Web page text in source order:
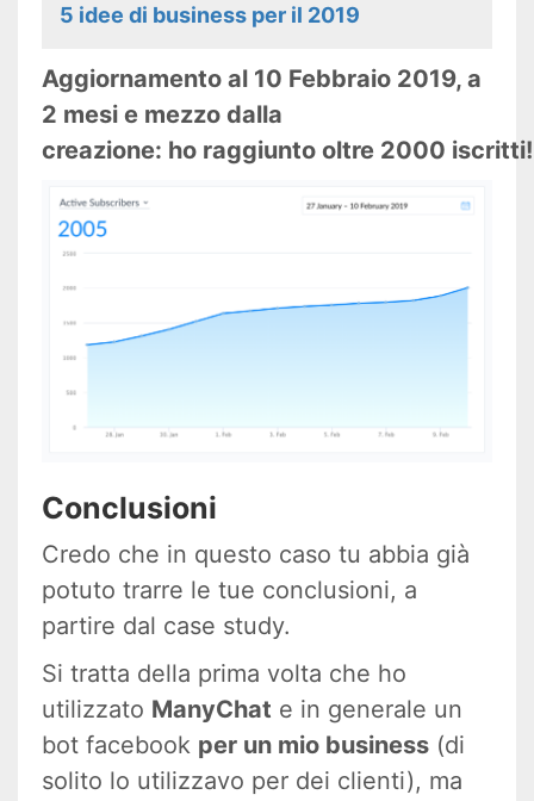
5 idee di business per il 2019
Aggiornamento al 10 Febbraio 2019, a
2 mesi e mezzo dalla
creazione: ho raggiunto oltre 2000 iscritti!
Conclusioni
Credo che in questo caso tu abbia già
potuto trarre le tue conclusioni, a
partire dal case study.
Si tratta della prima volta che ho
utilizzato ManyChat e in generale un
bot facebook per un mio business (di
solito lo utilizzavo per dei clienti), ma